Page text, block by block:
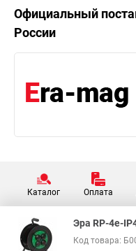
Официальный
России
Каталог Оплата
Эра RP-4e-
Код товара: